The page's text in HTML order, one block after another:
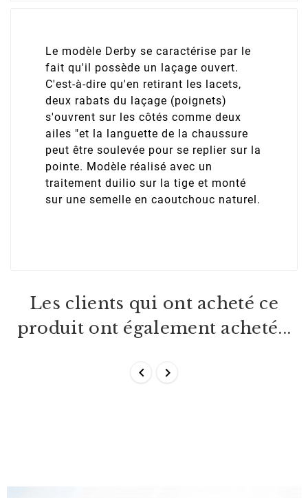
Le modèle Derby se caractérise par le
fait qu'il possède un laçage ouvert.
C'est-à-dire qu'en retirant les lacets,
deux rabats du laçage (poignets)
s'ouvrent sur les côtés comme deux
ailes "et la languette de la chaussure
peut être soulevée pour se replier sur la
pointe. Modèle réalisé avec un
traitement duilio sur la tige et monté
sur une semelle en caoutchouc naturel.
Les clients qui ont acheté ce
produit ont également acheté...
 